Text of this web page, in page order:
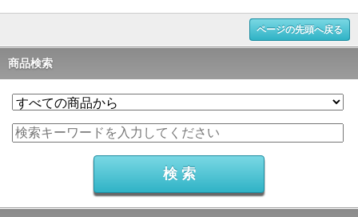
ページの先頭へ戻る
商品検索